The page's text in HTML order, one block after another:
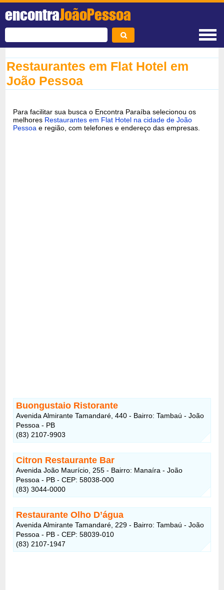
encontraJoãoPessoa
Restaurantes em Flat Hotel em
João Pessoa
Para facilitar sua busca o Encontra Paraíba selecionou os
melhores Restaurantes em Flat Hotel na cidade de João
Pessoa e região, com telefones e endereço das empresas.
Buongustaio Ristorante
Avenida Almirante Tamandaré, 440 - Bairro: Tambaú - João
Pessoa - PB
(83) 2107-9903
Citron Restaurante Bar
Avenida João Maurício, 255 - Bairro: Manaíra - João
Pessoa - PB - CEP: 58038-000
(83) 3044-0000
Restaurante Olho D’água
Avenida Almirante Tamandaré, 229 - Bairro: Tambaú - João
Pessoa - PB - CEP: 58039-010
(83) 2107-1947